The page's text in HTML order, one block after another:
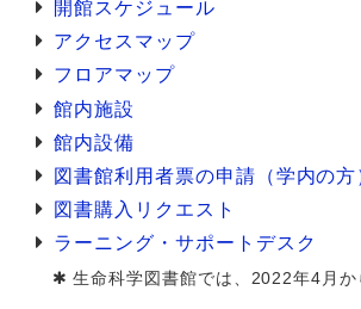
開館スケジュール
アクセスマップ
フロアマップ
館内施設
館内設備
図書館利用者票の申請（学内の方
図書購入リクエスト
ラーニング・サポートデスク
生命科学図書館では、2022年4月